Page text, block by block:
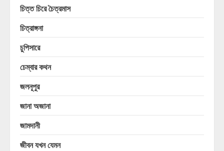
চিত্ত চিরে চৈত্রমাস
চিত্রাঙ্গনা
চুপিসারে
চেম্বার কথন
জলনূপুর
জানা অজানা
জামদানী
জীবন যখন যেমন